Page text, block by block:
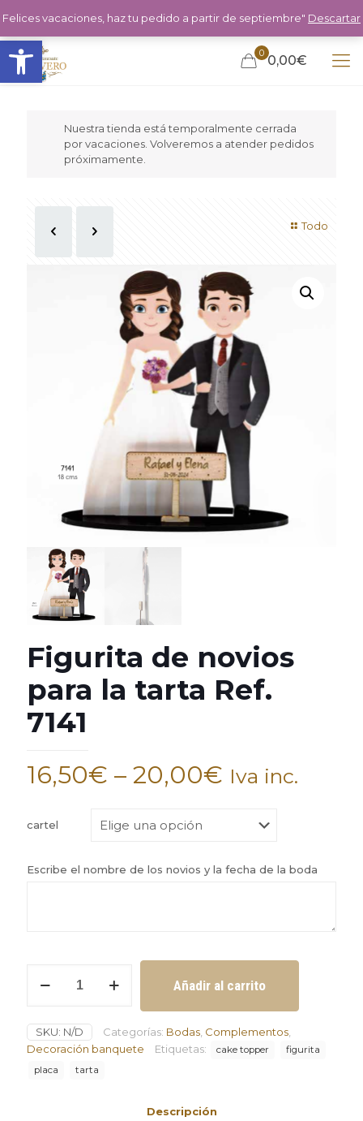
Abrir barra de herramientas 0 0,00€
Nuestra tienda está temporalmente cerrada
por vacaciones. Volveremos a atender pedidos
próximamente.
Todo
Figurita de novios
para la tarta Ref.
7141
16,50€ – 20,00€ Iva inc.
cartel
Escribe el nombre de los novios y la fecha de la boda
tarta
7141
Añadir al carrito
SKU: N/D Categorías: Bodas Complementos
Decoración banquete
Etiquetas: cake topper
figurita
placa
tarta
Descripción
Felices vacaciones, haz tu pedido a partir de septiembre" Descartar